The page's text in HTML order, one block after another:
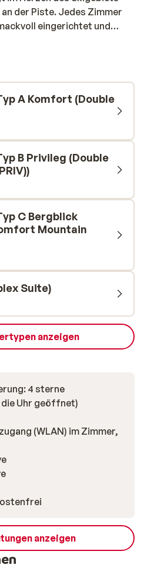
der Piste. Jedes Zimmer
eingerichtet und
Balkon mit Liege. Morgens
Danach können Sie
Piste gehen!
A Komfort (Double
B Privileg (Double
C Bergblick
Mountain
Suite)
anzeigen
4 sterne
die Uhr geöffnet)
im Zimmer,
anzeigen